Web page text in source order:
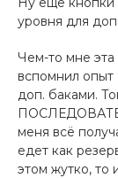
уровня для
Чем-то мне эта
вспомнил опыт
доп. баками.
меня всё
едет как
этом жутко, то